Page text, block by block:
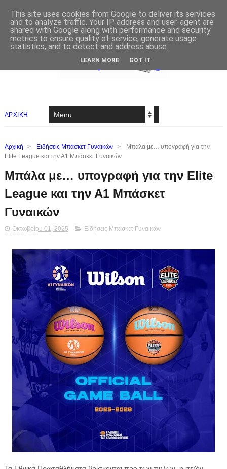
ΑΡΧΙΚΗ
Αρχική > Ειδήσεις Μπάσκετ Γυναικών >
Μπάλα με… υπογραφή για την
Elite League και την Α1 Μπάσκετ Γυναικών
Μπάλα με… υπογραφή για την Elite
League και την Α1 Μπάσκετ
Γυναικών
Οκτωβρίου 01, 2025 Ειδήσεις Μπάσκετ Γυναικών
This site uses cookies from Google to deliver its services
and to analyze traffic. Your IP address and user-agent are
shared with Google along with performance and security
metrics to ensure quality of service, generate usage
statistics, and to detect and address abuse.
LEARN MORE GOT IT